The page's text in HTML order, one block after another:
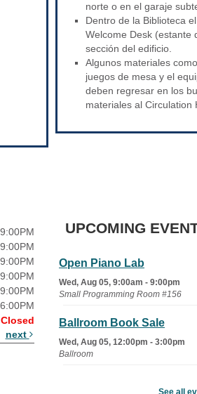
norte o en el garaje
Dentro de la Biblioteca
Welcome Desk (estante
sección del edificio.
Algunos materiales
juegos de mesa y el
deben regresar en los
materiales al Circulation
Closed
next
UPCOMING
Open Piano Lab
Wed, Aug 05, 9:00am - 9:00pm
Small Programming Room #156
Ballroom Book Sale
Wed, Aug 05, 12:00pm - 3:00pm
Ballroom
See all